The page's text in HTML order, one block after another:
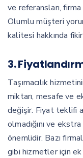
ve referansları,
Olumlu müşteri
kalitesi hakkında
3.
Taşımacılık
miktarı, mesafe ve
değişir. Fiyat teklifi
olmadığını ve
önemlidir. Bazı
gibi hizmetler için